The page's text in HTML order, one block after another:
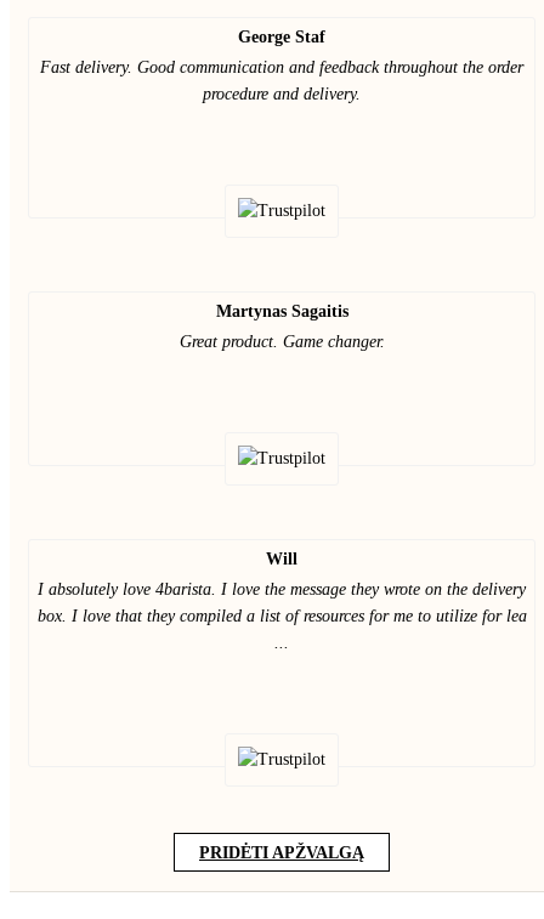
George Staf
Fast delivery. Good communication and feedback throughout the order
procedure and delivery.
Martynas Sagaitis
Great product. Game changer.
Will
I absolutely love 4barista. I love the message they wrote on the delivery
box. I love that they compiled a list of resources for me to utilize for lea
PRIDĖTI APŽVALGĄ